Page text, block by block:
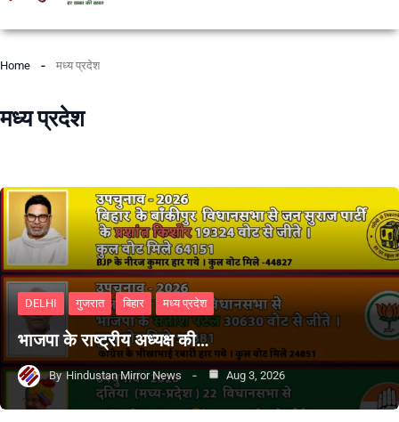
Home मध्य प्रदेश
मध्य प्रदेश
DELHI गुजरात बिहार मध्य प्रदेश
भाजपा के राष्ट्रीय अध्यक्ष की…
By Hindustan Mirror News Aug 3, 2026